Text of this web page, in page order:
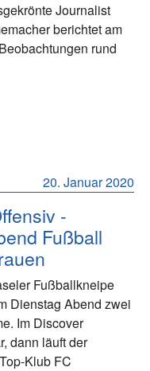
Journalist
berichtet am
rund
20. Januar 2020
-
Fußball
Fußballkneipe
Dienstag Abend zwei
Im Discover
dann läuft der
Klub FC